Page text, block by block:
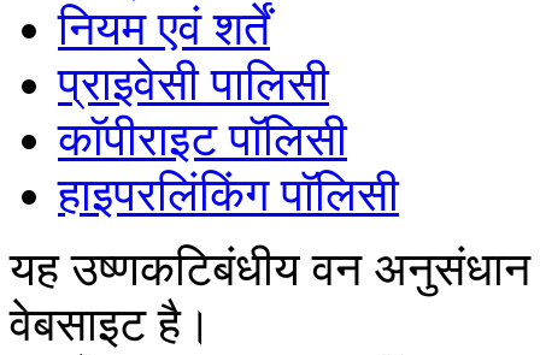
नियम एवं शर्तें
प्राइवेसी पालिसी
काॅपीराइट पाॅलिसी
हाइपरलिंकिंग पाॅलिसी
यह उष्णकटिबंधीय वन
वेबसाइट है।